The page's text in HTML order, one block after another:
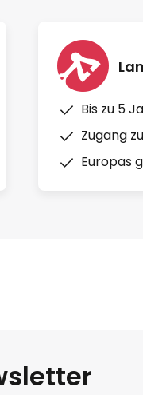
Bis zu 5
Zugang
Europas